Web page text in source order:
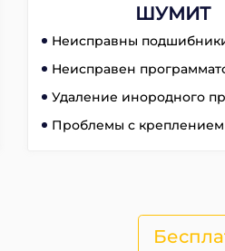
ШУМИТ
Неисправны
Неисправен
Удаление инородного
Проблемы с креплением